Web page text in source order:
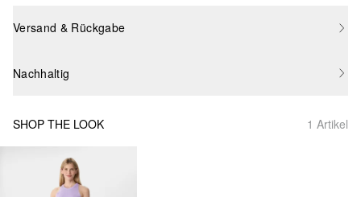
Versand & Rückgabe
Nachhaltig
SHOP THE LOOK 1 Artikel